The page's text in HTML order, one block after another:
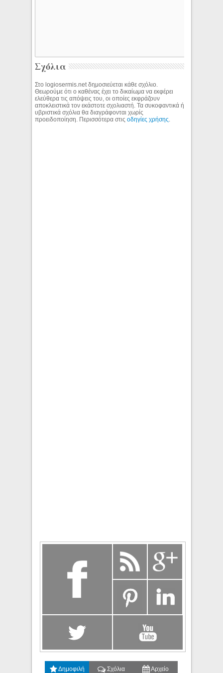
Σχόλια
Στο logiosermis.net δημοσιεύεται κάθε σχόλιο.
Θεωρούμε ότι ο καθένας έχει το δικαίωμα να εκφέρει
ελεύθερα τις απόψεις του, οι οποίες εκφράζουν
αποκλειστικά τον εκάστοτε σχολιαστή. Τα συκοφαντικά ή
υβριστικά σχόλια θα διαγράφονται χωρίς
προειδοποίηση. Περισσότερα στιςοδηγίες χρήσης
Δημοφιλή Σχόλια Αρχείο